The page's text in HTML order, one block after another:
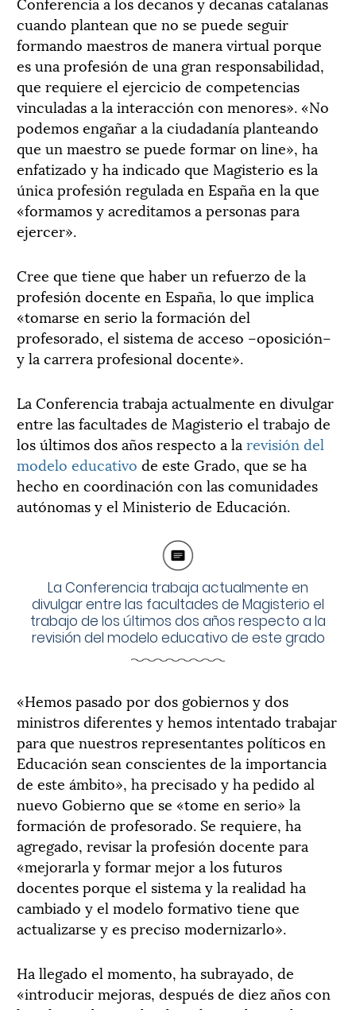
cuando plantean que no se puede seguir
formando maestros de manera virtual porque
es una profesión de una gran responsabilidad,
que requiere el ejercicio de competencias
vinculadas a la interacción con menores». «No
podemos engañar a la ciudadanía planteando
que un maestro se puede formar on line», ha
enfatizado y ha indicado que Magisterio es la
única profesión regulada en España en la que
«formamos y acreditamos a personas para
ejercer».
Cree que tiene que haber un refuerzo de la
profesión docente en España, lo que implica
«tomarse en serio la formación del
profesorado, el sistema de acceso –oposición–
y la carrera profesional docente».
La Conferencia trabaja actualmente en divulgar
entre las facultades de Magisterio el trabajo de
los últimos dos años respecto a la revisión del
modelo educativo de este Grado, que se ha
hecho en coordinación con las comunidades
autónomas y el Ministerio de Educación.
La Conferencia trabaja actualmente en
divulgar entre las facultades de Magisterio el
trabajo de los últimos dos años respecto a la
revisión del modelo educativo de este grado
«Hemos pasado por dos gobiernos y dos
ministros diferentes y hemos intentado trabajar
para que nuestros representantes políticos en
Educación sean conscientes de la importancia
de este ámbito», ha precisado y ha pedido al
nuevo Gobierno que se «tome en serio» la
formación de profesorado. Se requiere, ha
agregado, revisar la profesión docente para
«mejorarla y formar mejor a los futuros
docentes porque el sistema y la realidad ha
cambiado y el modelo formativo tiene que
actualizarse y es preciso modernizarlo».
Ha llegado el momento, ha subrayado, de
«introducir mejoras, después de diez años con